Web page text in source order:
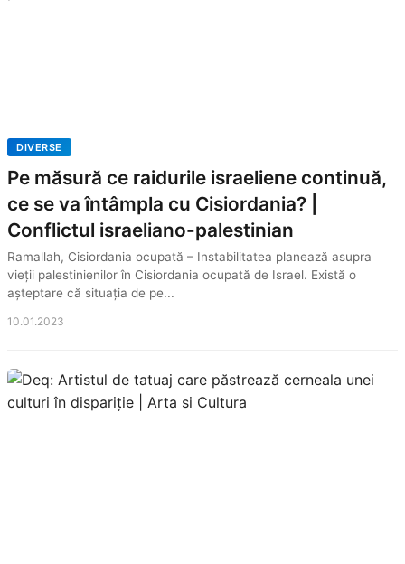
DIVERSE
Pe măsură ce raidurile israeliene continuă,
ce se va întâmpla cu Cisiordania? |
Conflictul israeliano-palestinian
Ramallah, Cisiordania ocupată – Instabilitatea planează asupra
vieții palestinienilor în Cisiordania ocupată de Israel. Există o
așteptare că situația de pe...
10.01.2023